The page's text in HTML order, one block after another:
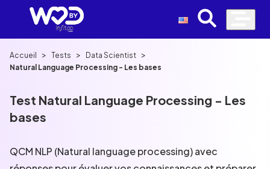
Accueil > Tests > Data Scientist >
Natural Language Processing - Les bases
Test Natural Language Processing - Les
bases
QCM NLP (Natural language processing) avec